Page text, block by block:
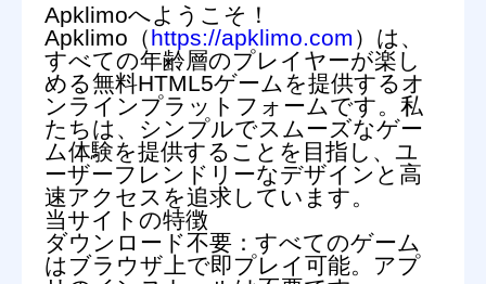
Apklimoへようこそ！
Apklimo（https://apklimo.com）は、
すべての年齢層のプレイヤーが楽し
める無料HTML5ゲームを提供するオ
ンラインプラットフォームです。私
たちは、シンプルでスムーズなゲー
ム体験を提供することを目指し、ユ
ーザーフレンドリーなデザインと高
速アクセスを追求しています。
当サイトの特徴
ダウンロード不要：すべてのゲーム
はブラウザ上で即プレイ可能。アプ